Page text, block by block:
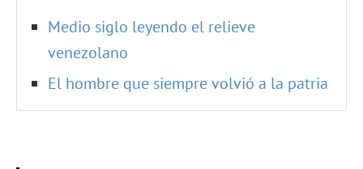
Medio siglo leyendo el relieve
venezolano
El hombre que siempre volvió a la patria